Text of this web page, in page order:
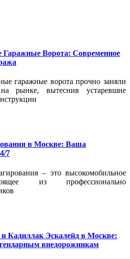
Ворота: Современное
гаражные ворота прочно заняли
рынке, вытеснив устаревшие
в Москве: Ваша
7
– это высокомобильное
из профессионально
Кадиллак Эскалейд в Москве:
внедорожникам